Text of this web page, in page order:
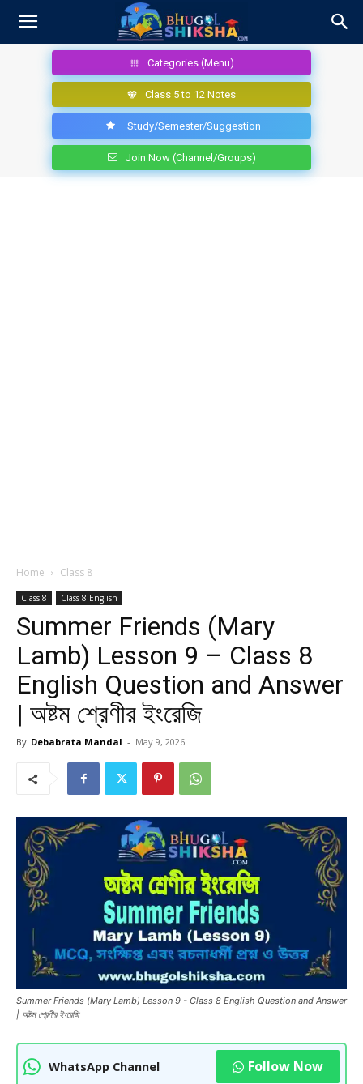
Categories (Menu)
Class 5 to 12 Notes
Study/Semester/Suggestion
Join Now (Channel/Groups)
Home Class 8
Class 8 Class 8 English
Summer Friends (Mary
Lamb) Lesson 9 – Class 8
English Question and Answer
| অষ্টম শ্রেণীর ইংরেজি
By Debabrata Mandal - May 9, 2026
Summer Friends (Mary Lamb) Lesson 9 - Class 8 English Question and Answer
| অষ্টম শ্রেণীর ইংরেজি
WhatsApp Channel Follow Now